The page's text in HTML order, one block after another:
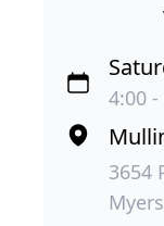
4:00
3654